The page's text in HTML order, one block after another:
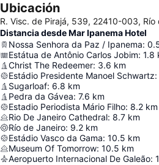
Ubicación
R. Visc. de Pirajá, 539, 22410-003, Río
Distancia desde Mar Ipanema Hotel
Nossa Senhora da Paz / Ipanema:
Estátua de Antônio Carlos Jobim: 1.8
Christ The Redeemer: 3.6 km
Estádio Presidente Manoel Schwartz:
Sugarloaf: 6.8 km
Pedra da Gávea: 7.6 km
Estadio Periodista Mário Filho: 8.2 km
Rio De Janeiro Cathedral: 8.7 km
Río de Janeiro: 9.2 km
Estádio Vasco da Gama: 10.5 km
Museum Of Tomorrow: 10.5 km
Aeropuerto Internacional De Galeão: